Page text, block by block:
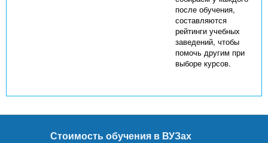
после обучения,
составляются
рейтинги учебных
заведений, чтобы
помочь другим при
выборе курсов.
Стоимость обучения в ВУЗах